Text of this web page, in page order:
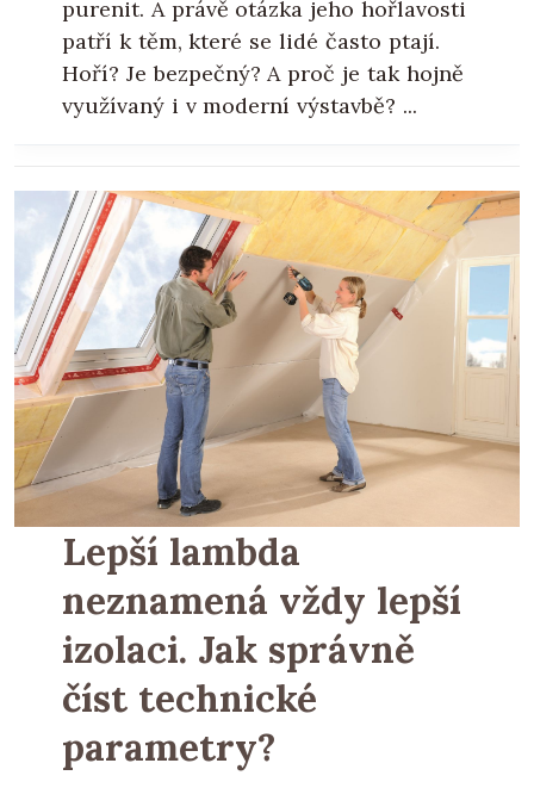
purenit. A právě otázka jeho hořlavosti
patří k těm, které se lidé často ptají.
Hoří? Je bezpečný? A proč je tak hojně
využívaný i v moderní výstavbě? ...
Lepší lambda
neznamená vždy lepší
izolaci. Jak správně
číst technické
parametry?